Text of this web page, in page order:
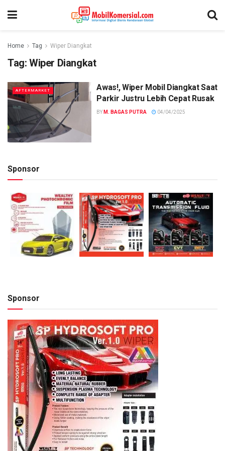
Home Tag Wiper Diangkat
Tag: Wiper Diangkat
AFTERMARKET
Awas!, Wiper Mobil Diangkat Saat
Parkir Justru Lebih Cepat Rusak
BY M. BAGAS PUTRA 04/04/2025
Sponsor
Sponsor